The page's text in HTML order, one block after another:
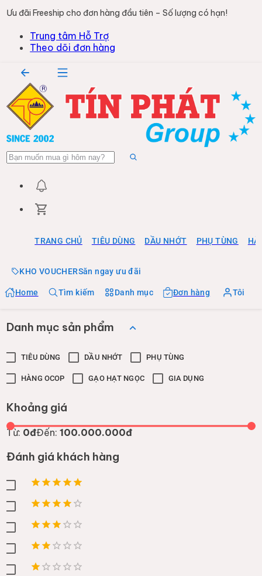
Ưu đãi Freeship cho đơn hàng đầu tiên – Số lượng có hạn!
Trung tâm Hỗ Trợ
Theo dõi đơn hàng
TRANG CHỦ TIÊU DÙNG DẦU NHỚT PHỤ TÙNG
KHO VOUCHERSăn ngay ưu đãi
Home Tìm kiếm Danh mục Đơn hàng Tôi
Danh mục sản phẩm
TIÊU DÙNG DẦU NHỚT PHỤ TÙNG
HÀNG OCOP GẠO HẠT NGỌC GIA DỤNG
Khoảng giá
Từ: 0đĐến:100.000.000đ
Đánh giá khách hàng